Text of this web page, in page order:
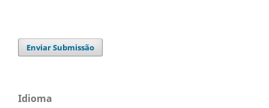
Enviar Submissão
Idioma